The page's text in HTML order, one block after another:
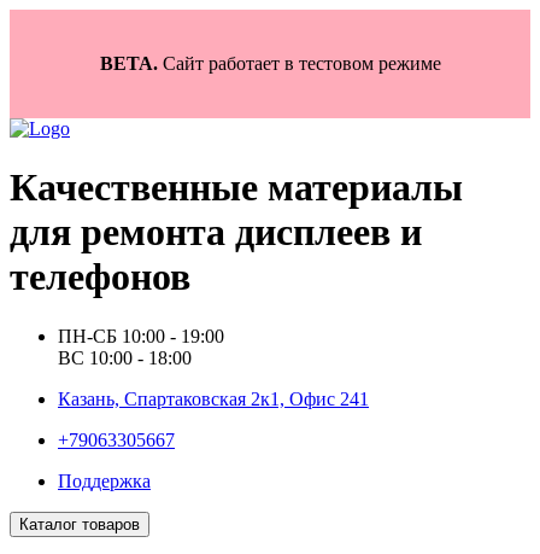
BETA.Сайт работает в тестовом режиме
Качественные материалы
для ремонта дисплеев и
телефонов
ПН-СБ 10:00 - 19:00
ВС 10:00 - 18:00
Казань, Спартаковская 2к1, Офис 241
+79063305667
Поддержка
Каталог товаров